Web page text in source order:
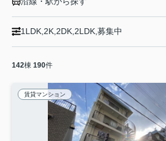
1LDK,2K,2DK,2LDK,募集中
142棟 190件
賃貸マンション